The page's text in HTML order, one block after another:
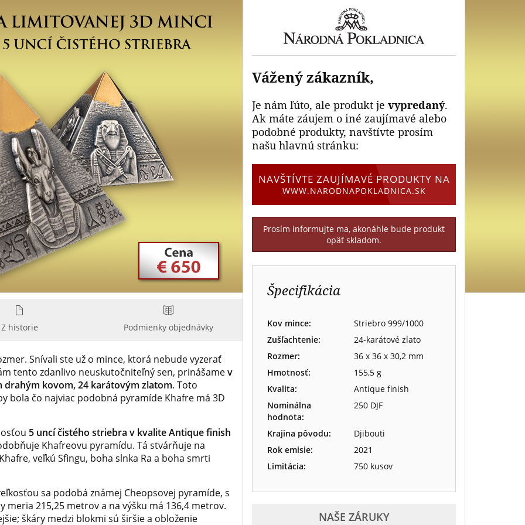
Z historie Podmienky objednávky
Snívali ste už o mince, ktorá nebude vyzerať
tento zdanlivo neuskutočniteľný sen, prinášamev
drahým kovom, 24 karátovým zlatom. Toto
bola čo najviac podobná pyramíde Khafre má 3D
5 uncí čistého striebra v kvalite Antique finish
Khafreovu pyramídu. Tá stvárňuje na
veľkú Sfingu, boha slnka Ra a boha smrti
sa podobá známej Cheopsovej pyramíde, s
215,25 metrov a na výšku má 136,4 metrov.
škáry medzi blokmi sú širšie a obloženie
Vážený zákazník,
Je nám ľúto, ale produkt je vypredaný.
Ak máte záujem o iné zaujímavé alebo
podobné produkty, navštívte prosím
našu hlavnú stránku:
NAVŠTÍVTE ZAUJÍMAVÉ PRODUKTY NA
WWW.NARODNAPOKLADNICA.SK
Prosím informujte ma, akonáhle bude produkt
opäť skladom.
Špecifikácia
Kov mince:
Striebro 999/1000
Zušľachtenie:
24-karátové zlato
Rozmer:
36 x 36 x 30,2 mm
Hmotnosť:
155,5 g
Kvalita:
Antique finish
Nominálna
hodnota:
250 DJF
Krajina pôvodu:
Djibouti
Rok emisie:
2021
Limitácia:
750 kusov
NAŠE ZÁRUKY